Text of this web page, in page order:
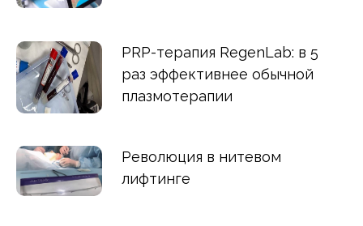
PRP-терапия RegenLab: в 5
раз эффективнее обычной
плазмотерапии
Революция в нитевом
лифтинге